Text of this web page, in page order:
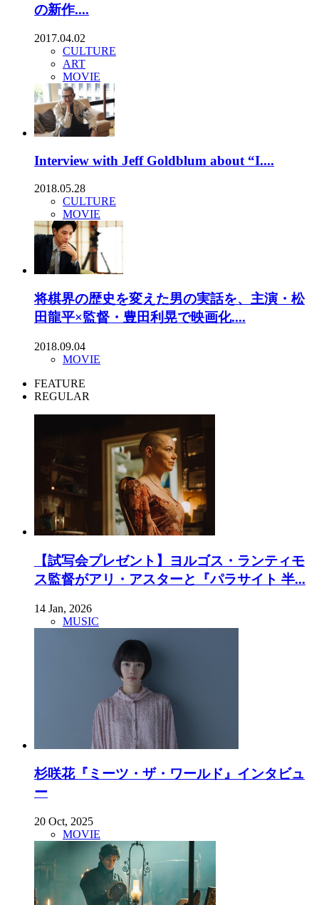
の新作....
2017.04.02
CULTURE
ART
MOVIE
Interview with Jeff Goldblum about “I....
2018.05.28
CULTURE
MOVIE
将棋界の歴史を変えた男の実話を、主演・松
田龍平×監督・豊田利晃で映画化....
2018.09.04
MOVIE
FEATURE
REGULAR
【試写会プレゼント】ヨルゴス・ランティモ
ス監督がアリ・アスターと『パラサイト 半...
14 Jan, 2026
MUSIC
杉咲花『ミーツ・ザ・ワールド』インタビュ
ー
20 Oct, 2025
MOVIE